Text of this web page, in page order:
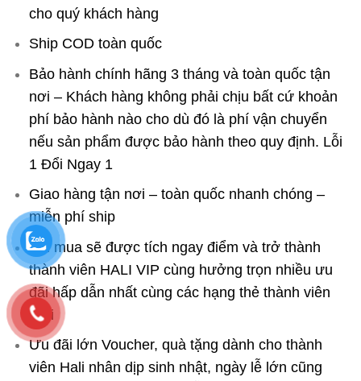
cho quý khách hàng
Ship COD toàn quốc
Bảo hành chính hãng 3 tháng và toàn quốc tận
nơi – Khách hàng không phải chịu bất cứ khoản
phí bảo hành nào cho dù đó là phí vận chuyển
nếu sản phẩm được bảo hành theo quy định. Lỗi
1 Đổi Ngay 1
Giao hàng tận nơi – toàn quốc nhanh chóng –
miễn phí ship
Khi mua sẽ được tích ngay điểm và trở thành
thành viên HALI VIP cùng hưởng trọn nhiều ưu
đãi hấp dẫn nhất cùng các hạng thẻ thành viên
Hali
Ưu đãi lớn Voucher, quà tặng dành cho thành
viên Hali nhân dịp sinh nhật, ngày lễ lớn cũng